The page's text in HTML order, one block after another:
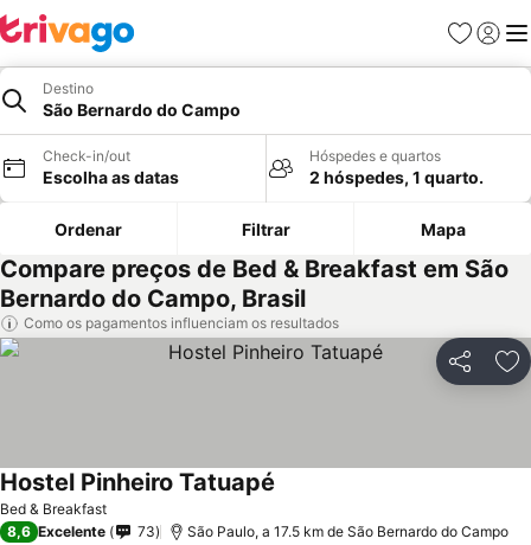
Favoritos
Iniciar
Destino
São Bernardo do Campo
Check-in/out
Escolha as datas
Hóspedes e quartos
2 hóspedes, 1 quarto.
Ordenar Filtrar Mapa
Compare preços de Bed & Breakfast em São
Bernardo do Campo, Brasil
Como os pagamentos influenciam os resultados
Partilhar
Bed & Breakfast
Hostel Pinheiro Tatuapé
8,6 Excelente 73 São Paulo, a 17.5 km de São Bernardo do Campo